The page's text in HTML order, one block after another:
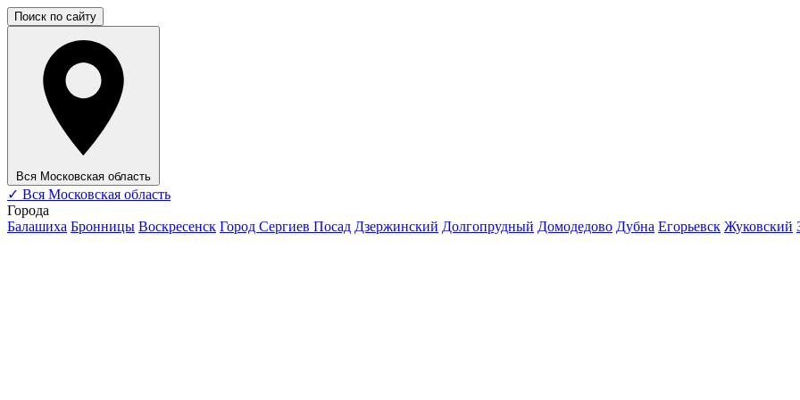
Поиск по сайту
Вся Московская область
✓ Вся Московская область
Города
Балашиха Бронницы Воскресенск Город Сергиев Посад Дзержинский Долгопрудный Домодедово Дубна Егорьевск Жуковский